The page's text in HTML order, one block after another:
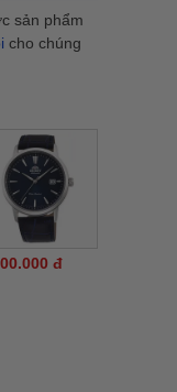
đ
sản phẩm
cho chúng